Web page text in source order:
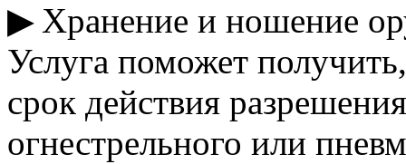
Хранение и ношение
Услуга поможет
срок действия
огнестрельного или